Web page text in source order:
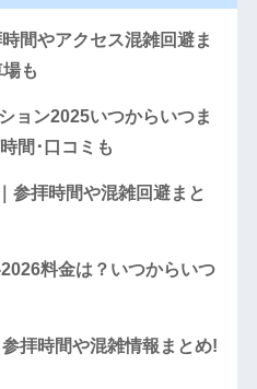
間やアクセス混雑回避ま
も
ョン2025いつからいつま
間･口コミも
参拝時間や混雑回避まと
料金は？いつからいつ
拝時間や混雑情報まとめ!